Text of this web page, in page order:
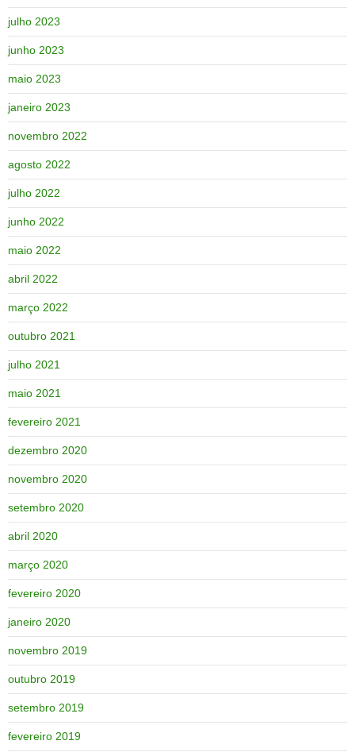
julho 2023
junho 2023
maio 2023
janeiro 2023
novembro 2022
agosto 2022
julho 2022
junho 2022
maio 2022
abril 2022
março 2022
outubro 2021
julho 2021
maio 2021
fevereiro 2021
dezembro 2020
novembro 2020
setembro 2020
abril 2020
março 2020
fevereiro 2020
janeiro 2020
novembro 2019
outubro 2019
setembro 2019
fevereiro 2019